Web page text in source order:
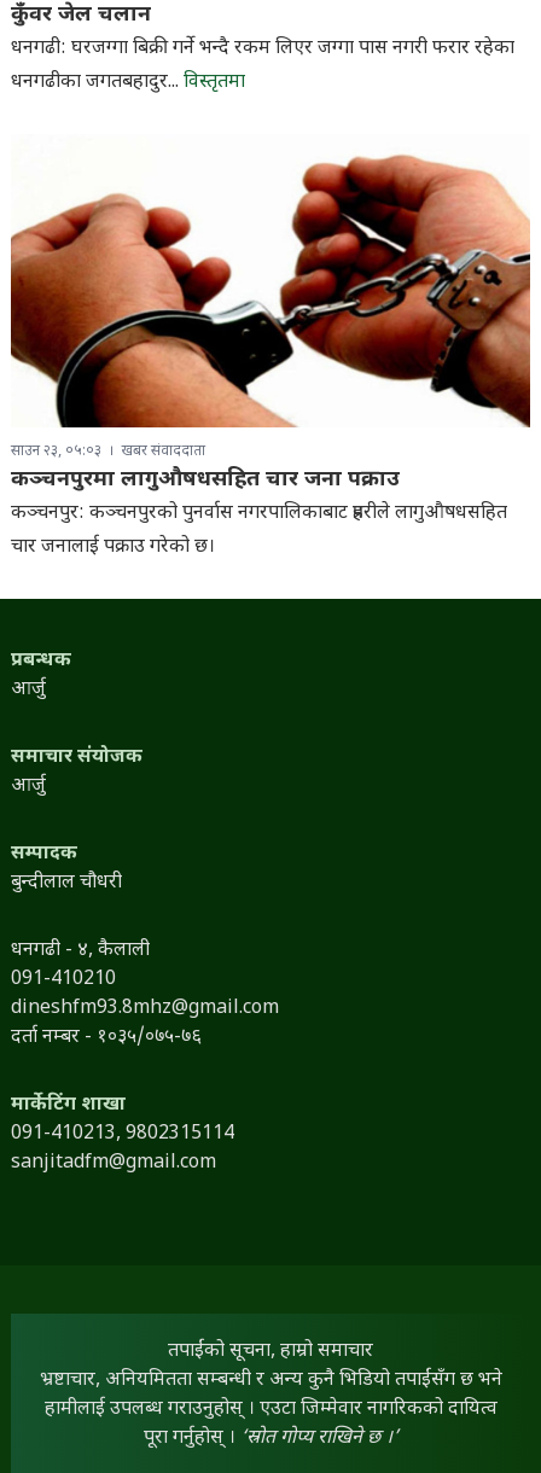
कुँवर जेल चलान
धनगढी: घरजग्गा बिक्री गर्ने भन्दै रकम लिएर जग्गा पास नगरी फरार रहेका
धनगढीका जगतबहादुर... विस्तृतमा
साउन २३, ०५:०३ खबर संवाददाता
कञ्चनपुरमा लागुऔषधसहित चार जना पक्राउ
कञ्चनपुर: कञ्चनपुरको पुनर्वास नगरपालिकाबाट प्रहरीले लागुऔषधसहित
चार जनालाई पक्राउ गरेको छ।
प्रबन्धक
आर्जु
समाचार संयोजक
आर्जु
सम्पादक
बुन्दीलाल चौधरी
धनगढी - ४, कैलाली
091-410210
dineshfm93.8mhz@gmail.com
दर्ता नम्बर - १०३५/०७५-७६
मार्केटिंग शाखा
091-410213, 9802315114
sanjitadfm@gmail.com
तपाईंको सूचना, हाम्रो समाचार
भ्रष्टाचार, अनियमितता सम्बन्धी र अन्य कुनै भिडियो तपाईंसँग छ भने
हामीलाई उपलब्ध गराउनुहोस् । एउटा जिम्मेवार नागरिकको दायित्व
पूरा गर्नुहोस् । ‘स्रोत गोप्य राखिने छ ।’